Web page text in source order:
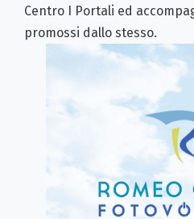
Centro I Portali ed
promossi dallo stesso.